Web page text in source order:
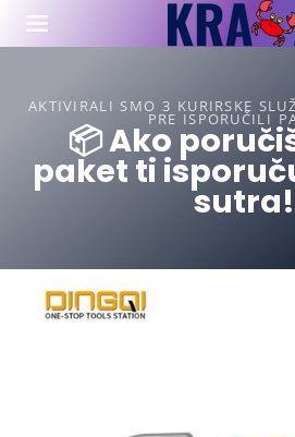
AKTIVIRALI SMO 3 KURIRSKE
PRE ISPORUČILI
📦 Ako
paket ti
sutra!